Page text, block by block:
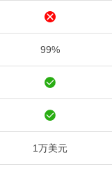
99%
1万美元